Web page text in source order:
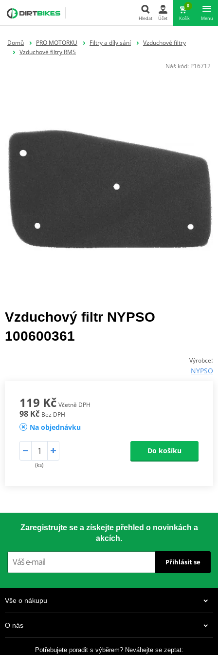
Hledat
Hledat Účet
0
Košík Menu
Domů PRO MOTORKU Filtry a díly sání
Vzduchové filtry
Vzduchové filtry RMS
Náš kód: P16712
Vzduchový filtr NYPSO
100600361
Výrobce:
NYPSO
119 Kč Včetně DPH
98 Kč Bez DPH
Na objednávku
(ks)
Do košíku
Zaregistrujte se a získejte přehled o novinkách a
akcích.
Přihlásit se
Vše o nákupu
O nás
Potřebujete poradit s výběrem? Neváhejte se zeptat: